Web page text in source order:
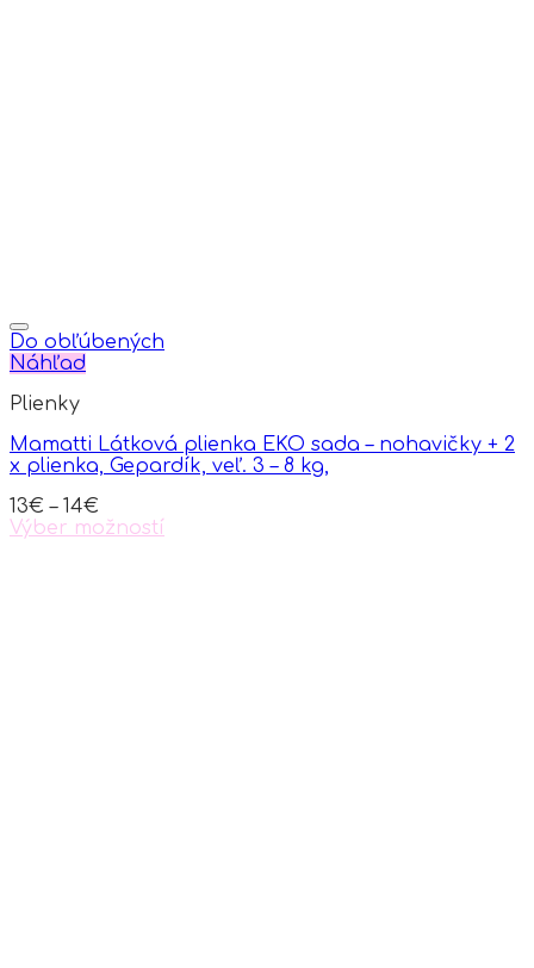
Do obľúbených
Náhľad
Plienky
Mamatti Látková plienka EKO sada – nohavičky + 2
x plienka, Gepardík, veľ. 3 – 8 kg,
13€ – 14€
Výber možností